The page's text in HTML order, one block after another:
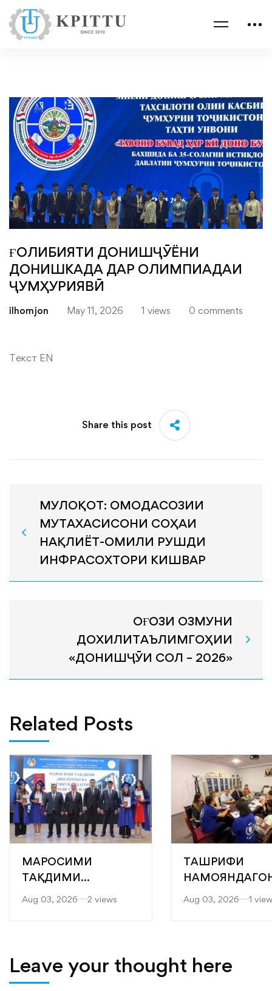
ҒОЛИБИЯТИ ДОНИШҶӮЁНИ
ДОНИШКАДА ДАР ОЛИМПИАДАИ
ҶУМҲУРИЯВӢ
ilhomjon May 11, 2026 1 views 0 comments
Текст EN
Share this post
МУЛОҚОТ: ОМОДАСОЗИИ
МУТАХАСИСОНИ СОҲАИ
НАҚЛИЁТ-ОМИЛИ РУШДИ
ИНФРАСОХТОРИ КИШВАР
ОҒОЗИ ОЗМУНИ
ДОХИЛИТАЪЛИМГОҲИИ
«ДОНИШҶӮИ СОЛ – 2026»
Related Posts
МАРОСИМИ
ТАҚДИМИ
Aug 03, 2026 2 views
ТАШРИФИ
ДОНИШКАДА
Aug 03, 2026 1
Leave your thought here